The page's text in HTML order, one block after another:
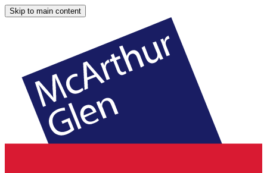
Skip to main content